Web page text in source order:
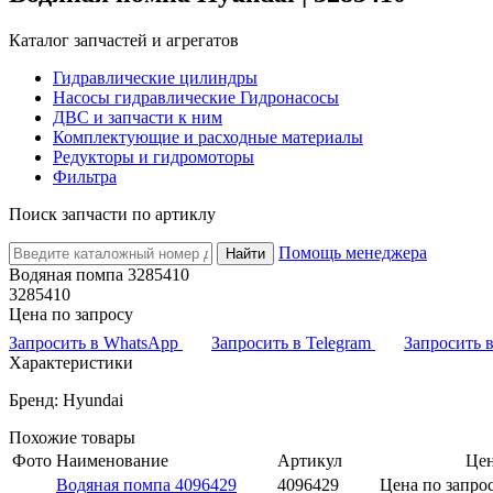
Каталог запчастей и агрегатов
Гидравлические цилиндры
Насосы гидравлические Гидронасосы
ДВС и запчасти к ним
Комплектующие и расходные материалы
Редукторы и гидромоторы
Фильтра
Поиск запчасти по артиклу
Найти
Помощь менеджера
Водяная помпа 3285410
3285410
Цена по запросу
Запросить в WhatsApp
Запросить в Telegram
Запросить
Характеристики
Бренд: Hyundai
Похожие товары
Фото Наименование Артикул
Водяная помпа 4096429
4096429 Цена по